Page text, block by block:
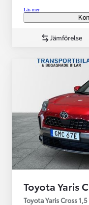
Läs mer
Jämförelse
Toyota Yaris
Toyota Yaris Cross